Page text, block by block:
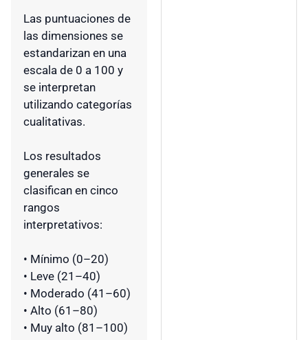
Las puntuaciones de
las dimensiones se
estandarizan en una
escala de 0 a 100 y
se interpretan
utilizando categorías
cualitativas.
Los resultados
generales se
clasifican en cinco
rangos
interpretativos:
• Mínimo (0–20)
• Leve (21–40)
• Moderado (41–60)
• Alto (61–80)
• Muy alto (81–100)